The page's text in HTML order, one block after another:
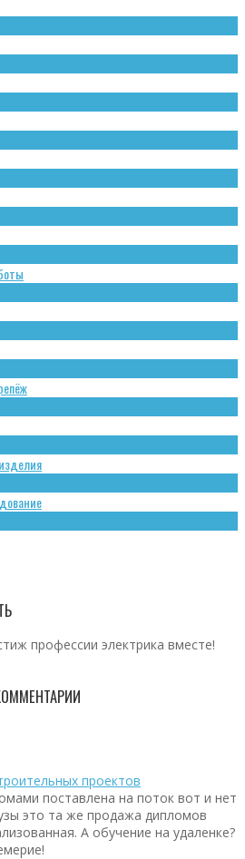
профессии электрика вместе!
проектов
поставлена на поток вот и нет
это та же продажа дипломов
А обучение на удаленке?